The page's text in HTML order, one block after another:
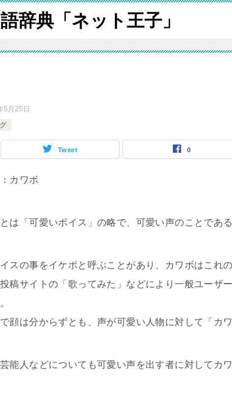
辞典「ネット王子」
5月25日
Tweet 0
カワボ
とは「可愛いボイス」の略で、可愛い声のことである
スの事をイケボと呼ぶことがあり、カワボはこれ
稿サイトの「歌ってみた」などにより一般ユーザ
顔は分からずとも、声が可愛い人物に対して「カ
能人などについても可愛い声を出す者に対してカ